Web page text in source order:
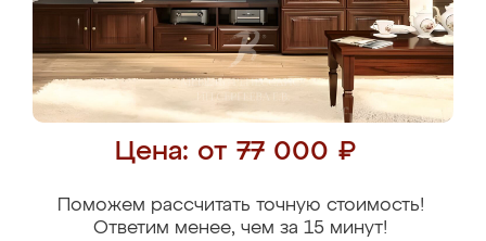
Цена: от 77 000 ₽
Поможем рассчитать точную стоимость!
Ответим менее, чем за 15 минут!